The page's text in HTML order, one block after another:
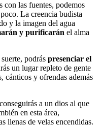
las fuentes, podemos
La creencia budista
y la imagen del agua
y purificarán el alma
podrás presenciar el
un lugar repleto de gente
cánticos y ofrendas además
a un dios al que
en esta área,
llenas de velas encendidas.